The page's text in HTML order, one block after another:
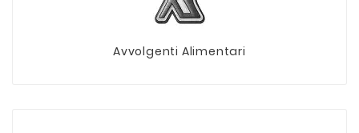
Avvolgenti Alimentari